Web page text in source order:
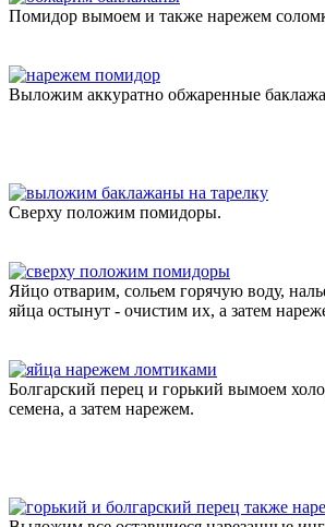
Помидор вымоем и также нарежем
Выложим аккуратно обжаренные
Сверху положим помидоры.
Яйцо отварим, сольем горячую воду,
яйца остынут - очистим их, а затем
Болгарский перец и горький вымоем
семена, а затем нарежем.